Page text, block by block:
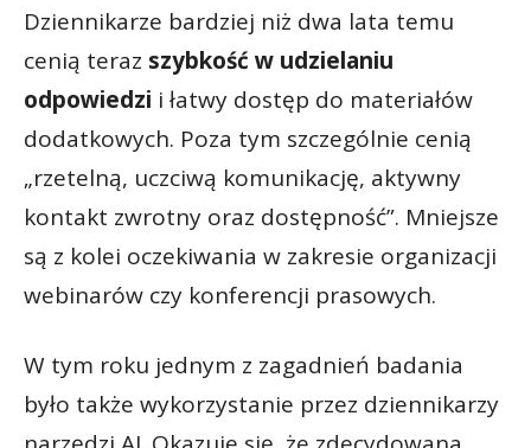
Dziennikarze bardziej niż dwa lata temu
cenią teraz szybkość w udzielaniu
odpowiedzi i łatwy dostęp do materiałów
dodatkowych. Poza tym szczególnie cenią
„rzetelną, uczciwą komunikację, aktywny
kontakt zwrotny oraz dostępność”. Mniejsze
są z kolei oczekiwania w zakresie organizacji
webinarów czy konferencji prasowych.
W tym roku jednym z zagadnień badania
było także wykorzystanie przez dziennikarzy